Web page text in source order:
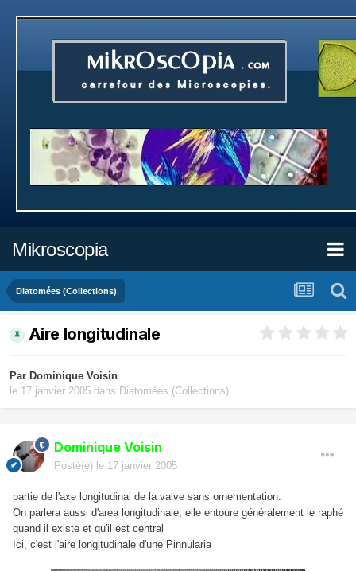
Mikroscopia
Diatomées (Collections)
Aire longitudinale
Par Dominique Voisin
le 17 janvier 2005 dans Diatomées (Collections)
Dominique Voisin
Posté(e) le 17 janvier 2005
partie de l'axe longitudinal de la valve sans ornementation.
On parlera aussi d'area longitudinale, elle entoure généralement le raphé
quand il existe et qu'il est central
Ici, c'est l'aire longitudinale d'une Pinnularia